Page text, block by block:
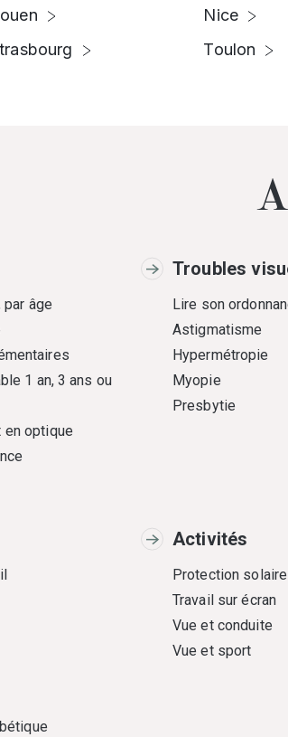
Nice
Toulon
par âge
1 an, 3 ans ou
en optique
Troubles
Lire son
Astigmatisme
Hypermétropie
Myopie
Presbytie
Activités
Protection solaire
Travail sur écran
Vue et conduite
Vue et sport